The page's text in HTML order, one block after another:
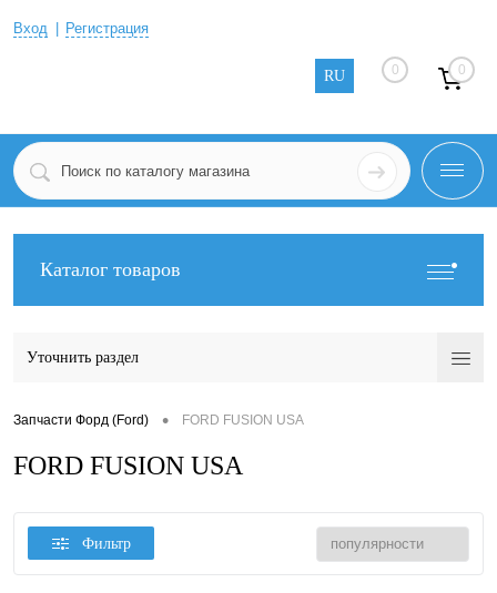
Вход Регистрация
RU 0 0
Каталог товаров
Уточнить раздел
Запчасти Форд (Ford) • FORD FUSION USA
FORD FUSION USA
Фильтр